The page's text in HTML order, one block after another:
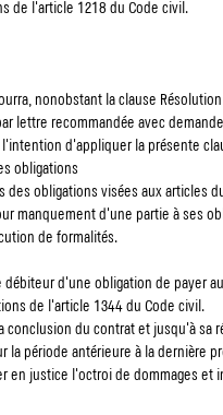
de l'article 1218 du Code civil.
nonobstant la clause
lettre recommandée avec
d'appliquer la présente
obligations
obligations visées aux articles
manquement d'une partie à ses
de formalités.
débiteur d'une obligation de payer
de l'article 1344 du Code civil.
conclusion du contrat et jusqu'à
période antérieure à la dernière
en justice l'octroi de dommages et